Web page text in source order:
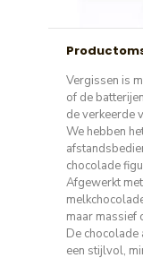
Vergissen is
of de
de verkeerde
We hebben
chocolade
Afgewerkt
maar massief
De
een stijlvol,